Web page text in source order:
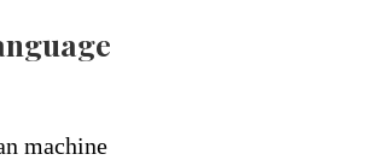
machine